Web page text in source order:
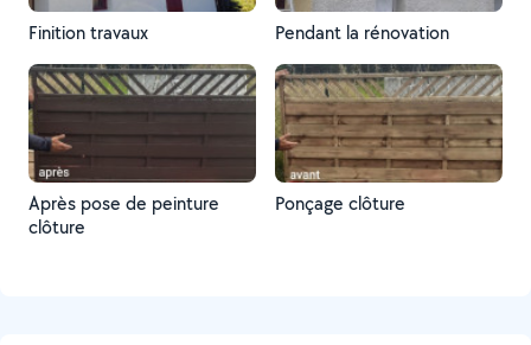
Finition travaux Pendant la rénovation
Après pose de peinture
clôture
Ponçage clôture